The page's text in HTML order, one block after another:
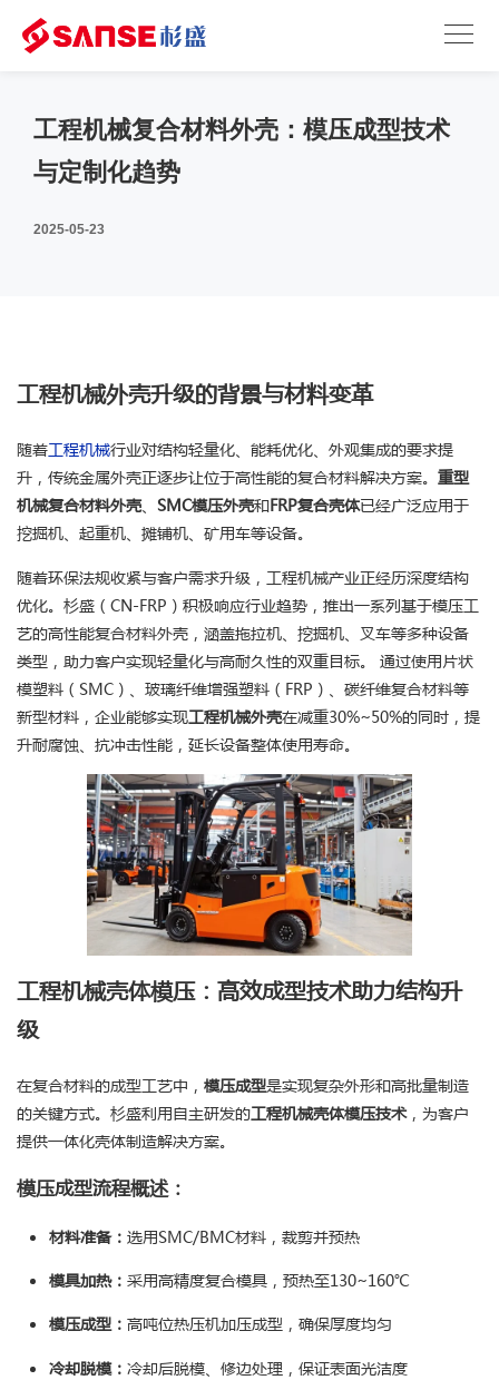
工程机械复合材料外壳：模压成型技术
与定制化趋势
2025-05-23
工程机械外壳升级的背景与材料变革
随着工程机械行业对结构轻量化、能耗优化、外观集成的要求提
升，传统金属外壳正逐步让位于高性能的复合材料解决方案。 重型
机械复合材料外壳、 SMC模压外壳和FRP复合壳体已经广泛应用于
挖掘机、起重机、摊铺机、矿用车等设备。
随着环保法规收紧与客户需求升级，工程机械产业正经历深度结构
优化。杉盛（CN-FRP）积极响应行业趋势，推出一系列基于模压工
艺的高性能复合材料外壳，涵盖拖拉机、挖掘机、叉车等多种设备
类型，助力客户实现轻量化与高耐久性的双重目标。 通过使用片状
模塑料（SMC）、玻璃纤维增强塑料（FRP）、碳纤维复合材料等
新型材料，企业能够实现工程机械外壳在减重30%~50%的同时，提
升耐腐蚀、抗冲击性能，延长设备整体使用寿命。
工程机械壳体模压：高效成型技术助力结构升
级
在复合材料的成型工艺中， 模压成型是实现复杂外形和高批量制造
的关键方式。杉盛利用自主研发的工程机械壳体模压技术，为客户
提供一体化壳体制造解决方案。
模压成型流程概述：
材料准备： 选用SMC/BMC材料，裁剪并预热
模具加热： 采用高精度复合模具，预热至130~160℃
模压成型： 高吨位热压机加压成型，确保厚度均匀
冷却脱模： 冷却后脱模、修边处理，保证表面光洁度